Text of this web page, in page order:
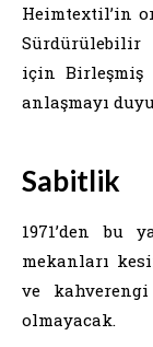
Heimtextil’in
Sürdürülebilir
için
anlaşmayı
Sabitlik
1971’den
mekanları
ve
olmayacak.